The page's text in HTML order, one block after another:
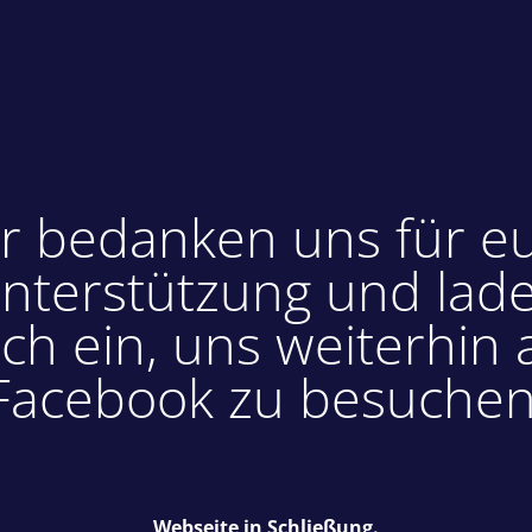
bedanken uns für
und
ein, uns weiterhin
zu